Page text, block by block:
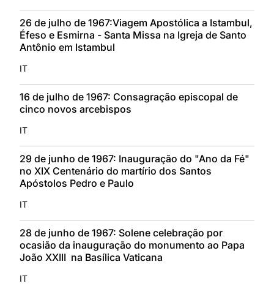
26 de julho de 1967:Viagem Apostólica a Istambul,
Éfeso e Esmirna - Santa Missa na Igreja de Santo
Antônio em Istambul
IT
16 de julho de 1967: Consagração episcopal de
cinco novos arcebispos
IT
29 de junho de 1967: Inauguração do "Ano da Fé"
no XIX Centenário do martírio dos Santos
Apóstolos Pedro e Paulo
IT
28 de junho de 1967: Solene celebração por
ocasião da inauguração do monumento ao Papa
João XXIII na Basílica Vaticana
IT